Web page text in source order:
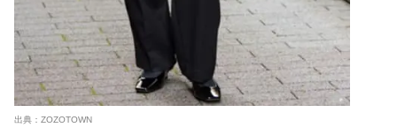
出典：ZOZOTOWN